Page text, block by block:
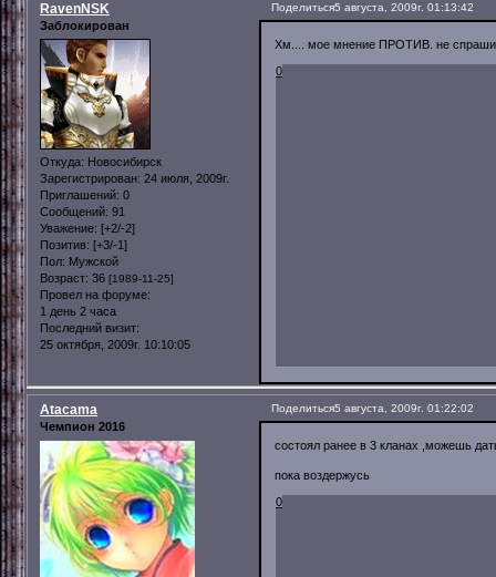
Поделиться5 августа, 2009г. 01:13:42
RavenNSK
Заблокирован
Откуда: Новосибирск
Зарегистрирован: 24 июля, 2009г.
Приглашений: 0
Сообщений: 91
Уважение: [+2/-2]
Позитив: [+3/-1]
Пол: Мужской
Возраст: 36 [1989-11-25]
Провел на форуме:
1 день 2 часа
Последний визит:
25 октября, 2009г. 10:10:05
Хм.... мое мнение ПРОТИВ. не
0
Поделиться5 августа, 2009г. 01:22:02
Atacama
Чемпион 2016
состоял ранее в 3 кланах ,можешь
пока воздержусь
0